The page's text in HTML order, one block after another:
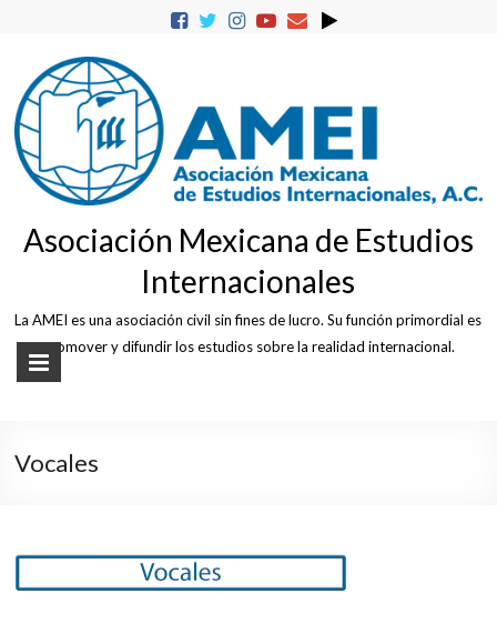
Asociación Mexicana de Estudios
Internacionales
La AMEI es una asociación civil sin fines de lucro. Su función primordial es
promover y difundir los estudios sobre la realidad internacional.
Vocales